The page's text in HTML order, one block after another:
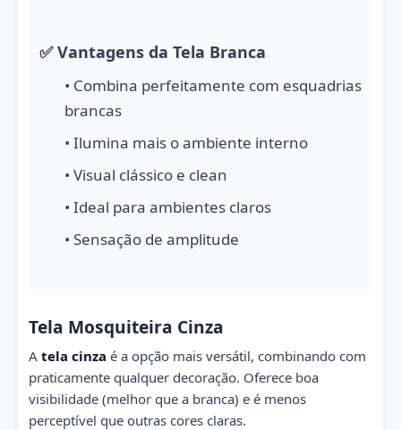
✅ Vantagens da Tela Branca
• Combina perfeitamente com esquadrias
brancas
• Ilumina mais o ambiente interno
• Visual clássico e clean
• Ideal para ambientes claros
• Sensação de amplitude
Tela Mosquiteira Cinza
A tela cinza é a opção mais versátil, combinando com
praticamente qualquer decoração. Oferece boa
visibilidade (melhor que a branca) e é menos
perceptível que outras cores claras.